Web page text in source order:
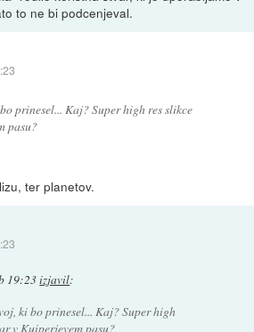
to ne bi podcenjeval.
prinesel... Kaj? Super high res slikce
pasu?
ter planetov.
19:23izjavil:
ki bo prinesel... Kaj? Super high
v Kuiperjevem pasu?